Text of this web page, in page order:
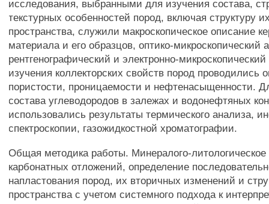
исследования, выбранными для изучения состава,
текстурных особенностей пород, включая структуру
пространства, служили макроскопическое описание
материала и его образцов, оптико-
рентгенографический и электронно-
изучения коллекторских свойств пород проводились
пористости, проницаемости и нефтенасыщенности.
состава углеводородов в залежах и водонефтяных
использовались результаты термического анализа,
спектроскопии, газожидкостной хроматографии.
Общая методика работы. Минералого-литологическое
карбонатных отложений, определение
напластования пород, их вторичных изменений и
пространства с учетом системного подхода к